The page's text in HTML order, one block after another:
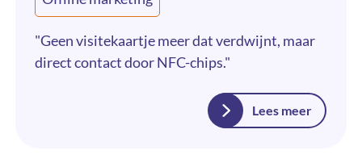
"Geen visitekaartje meer dat verdwijnt, maar
direct contact door NFC-chips."
Lees meer